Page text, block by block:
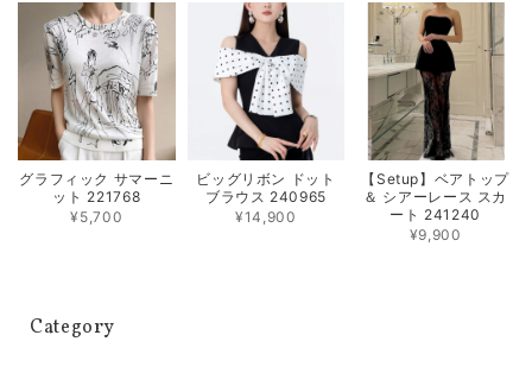
グラフィック サマーニ
ット 221768
¥5,700
ビッグリボン ドット
ブラウス 240965
¥14,900
【Setup】ベアトップ
＆ シアーレース スカ
ート 241240
¥9,900
Category